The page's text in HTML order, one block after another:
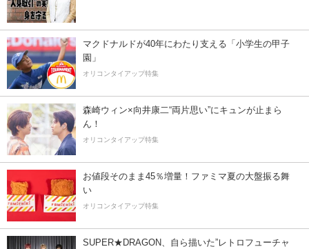
マクドナルドが40年にわたり支える「小学生の甲子
園」
オリコンタイアップ特集
森崎ウィン×向井康二“両片思い”にキュンが止まら
ん！
オリコンタイアップ特集
お値段そのまま45％増量！ファミマ夏の大盤振る舞
い
オリコンタイアップ特集
SUPER★DRAGON、自ら描いた”レトロフューチャ